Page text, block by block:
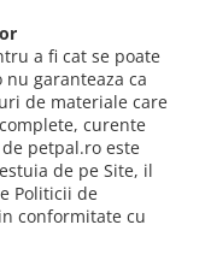
a fi cat se poate
garanteaza ca
de materiale care
curente
petpal.ro este
de pe Site, il
Politicii de
conformitate cu